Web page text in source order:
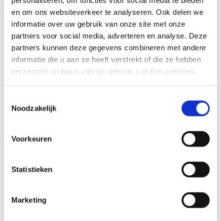
en om ons websiteverkeer te analyseren. Ook delen we
informatie over uw gebruik van onze site met onze
partners voor social media, adverteren en analyse. Deze
partners kunnen deze gegevens combineren met andere
informatie die u aan ze heeft verstrekt of die ze hebben
verzameld op basis van uw gebruik van hun services.
Noodzakelijk
Voorkeuren
Statistieken
Marketing
Ontwikkel je dressuurvaardigheden en beleef een
unieke stage met André en Jacqueline Geeroms -
Schurkens. Schrijf je in!
Ontdek onze dressuurlessen